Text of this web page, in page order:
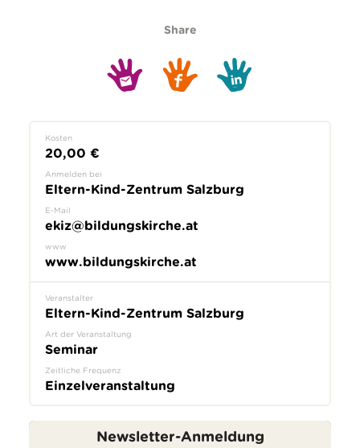
Share
Kosten
20,00 €
Anmelden bei
Eltern-Kind-Zentrum Salzburg
E-Mail
ekiz@bildungskirche.at
www
www.bildungskirche.at
Veranstalter
Eltern-Kind-Zentrum Salzburg
Art der Veranstaltung
Seminar
Zeitliche Frequenz
Einzelveranstaltung
Newsletter-Anmeldung